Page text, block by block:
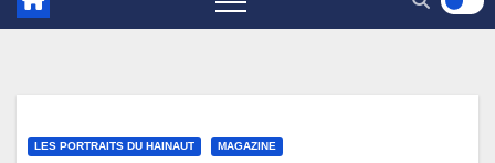
LES PORTRAITS DU HAINAUT MAGAZINE